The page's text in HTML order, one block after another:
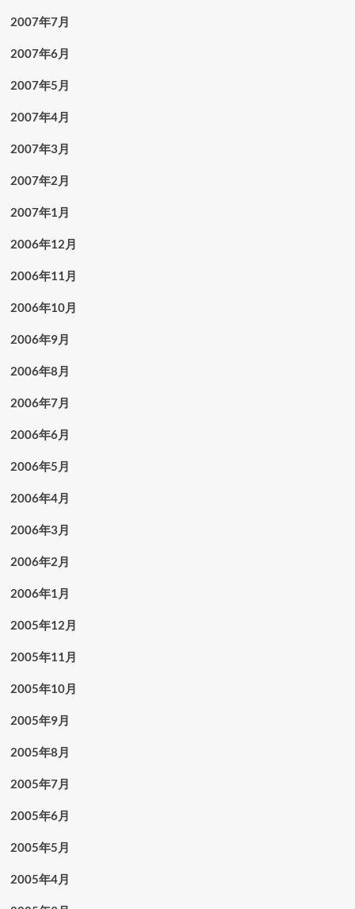
2007年7月
2007年6月
2007年5月
2007年4月
2007年3月
2007年2月
2007年1月
2006年12月
2006年11月
2006年10月
2006年9月
2006年8月
2006年7月
2006年6月
2006年5月
2006年4月
2006年3月
2006年2月
2006年1月
2005年12月
2005年11月
2005年10月
2005年9月
2005年8月
2005年7月
2005年6月
2005年5月
2005年4月